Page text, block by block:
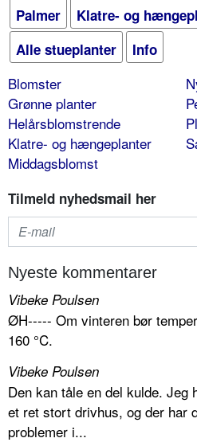
Palmer
Klatre- og
Alle stueplanter
Info
Blomster
Grønne planter
Helårsblomstrende
Klatre- og hængeplanter
Middagsblomst
Tilmeld nyhedsmail her
Nyeste kommentarer
Vibeke Poulsen
ØH----- Om vinteren bør
160 °C.
Vibeke Poulsen
Den kan tåle en del kulde. Jeg
et ret stort drivhus, og der har
problemer i...